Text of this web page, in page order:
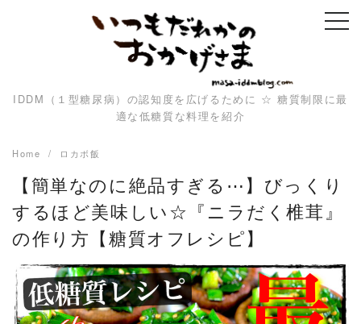
IDDM（１型糖尿病）の認知度を広げるために ☆ 糖質制限に最
適な低糖質な料理を紹介
Home ロカボ飯
【簡単なのに絶品すぎる⋯】びっくり
するほど美味しい☆『ニラだく椎茸』
の作り方【糖質オフレシピ】